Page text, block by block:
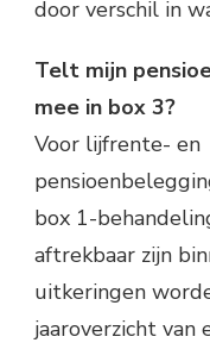
door verschil in
Telt mijn
mee in box 3?
Voor lijfrente- en
box 1-
aftrekbaar zijn
uitkeringen
jaaroverzicht